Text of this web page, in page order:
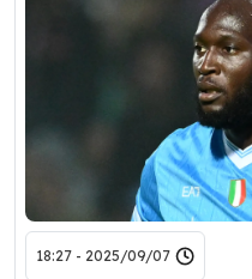
2025/09/07 - 18:27